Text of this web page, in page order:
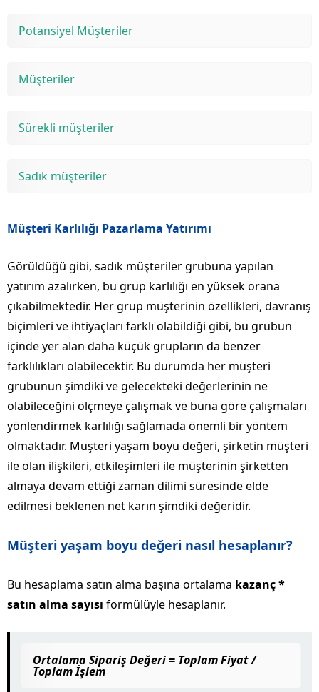
Potansiyel Müşteriler
Müşteriler
Sürekli müşteriler
Sadık müşteriler
Müşteri Karlılığı Pazarlama Yatırımı
Görüldüğü gibi, sadık müşteriler grubuna yapılan
yatırım azalırken, bu grup karlılığı en yüksek orana
çıkabilmektedir. Her grup müşterinin özellikleri, davranış
biçimleri ve ihtiyaçları farklı olabildiği gibi, bu grubun
içinde yer alan daha küçük grupların da benzer
farklılıkları olabilecektir. Bu durumda her müşteri
grubunun şimdiki ve gelecekteki değerlerinin ne
olabileceğini ölçmeye çalışmak ve buna göre çalışmaları
yönlendirmek karlılığı sağlamada önemli bir yöntem
olmaktadır. Müşteri yaşam boyu değeri, şirketin müşteri
ile olan ilişkileri, etkileşimleri ile müşterinin şirketten
almaya devam ettiği zaman dilimi süresinde elde
edilmesi beklenen net karın şimdiki değeridir.
Müşteri yaşam boyu değeri nasıl hesaplanır?
Bu hesaplama satın alma başına ortalama kazanç *
satın alma sayısı formülüyle hesaplanır.
Ortalama Sipariş Değeri = Toplam Fiyat /
Toplam İşlem